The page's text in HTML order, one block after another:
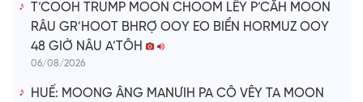
T’COOH TRUMP MOON CHOOM LÊY P’CĂH MOON
RÂU GR’HOOT BHRỢ OOY EO BIỂN HORMUZ OOY
48 GIỜ NÂU A’TÔH
06/08/2026
HUẾ: MOONG ÂNG MANƯIH PA CÔ VÊY TA MOON